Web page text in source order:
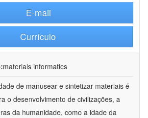
E-mail
Currículo
materials informatics
de manusear e sintetizar materiais é
o desenvolvimento de civilizações, a
da humanidade, como a idade da